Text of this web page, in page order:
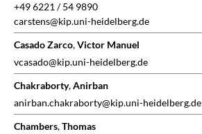
+49 6221 / 54 9890
carstens@kip.uni-heidelberg.de
Casado Zarco,Victor Manuel
vcasado@kip.uni-heidelberg.de
Chakraborty,Anirban
anirban.chakraborty@kip.uni-heidelberg.de
Chambers,Thomas